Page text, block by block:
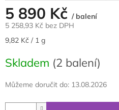
5 890 Kč / balení
5 258,93 Kč bez DPH
Měrná
9,82 Kč / 1 g
Skladem (2 balení)
Můžeme doručit do: 13.08.2026